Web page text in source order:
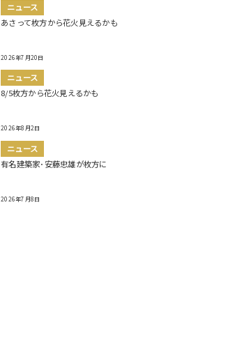
ニュース
あさって枚方から花火見えるかも
2026年7月20日
ニュース
8/5枚方から花火見えるかも
2026年8月2日
ニュース
有名建築家･安藤忠雄が枚方に
2026年7月8日